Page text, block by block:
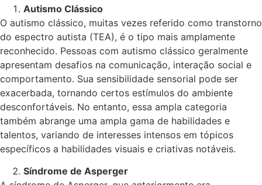
Autismo Clássico
O autismo clássico, muitas vezes referido como transtorno
do espectro autista (TEA), é o tipo mais amplamente
reconhecido. Pessoas com autismo clássico geralmente
apresentam desafios na comunicação, interação social e
comportamento. Sua sensibilidade sensorial pode ser
exacerbada, tornando certos estímulos do ambiente
desconfortáveis. No entanto, essa ampla categoria
também abrange uma ampla gama de habilidades e
talentos, variando de interesses intensos em tópicos
específicos a habilidades visuais e criativas notáveis.
Síndrome de Asperger